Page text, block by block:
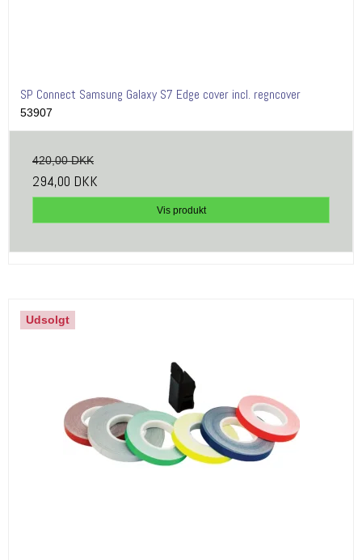
SP Connect Samsung Galaxy S7 Edge cover incl. regncover
53907
420,00 DKK
294,00 DKK
Vis produkt
Udsolgt